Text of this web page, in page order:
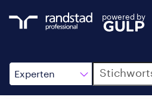
powered by
Experten
Suche